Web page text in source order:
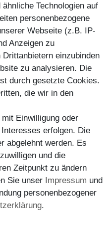
Technologien auf
personenbezogene
Webseite (z.B. IP-
Anzeigen zu
einzubinden
zu analysieren. Die
durch gesetzte Cookies.
die wir in den
Einwilligung oder
erfolgen. Die
abgelehnt werden. Es
und die
Zeitpunkt zu ändern
Sie unser Impressum und
personenbezogener
.